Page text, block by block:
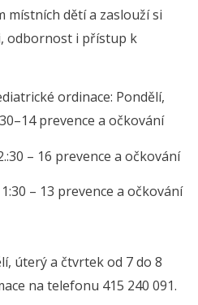
místních dětí a zaslouží si
odbornost i přístup k
ordinace: Pondělí,
prevence a očkování
– 16 prevence a očkování
– 13 prevence a očkování
úterý a čtvrtek od 7 do 8
na telefonu 415 240 091.